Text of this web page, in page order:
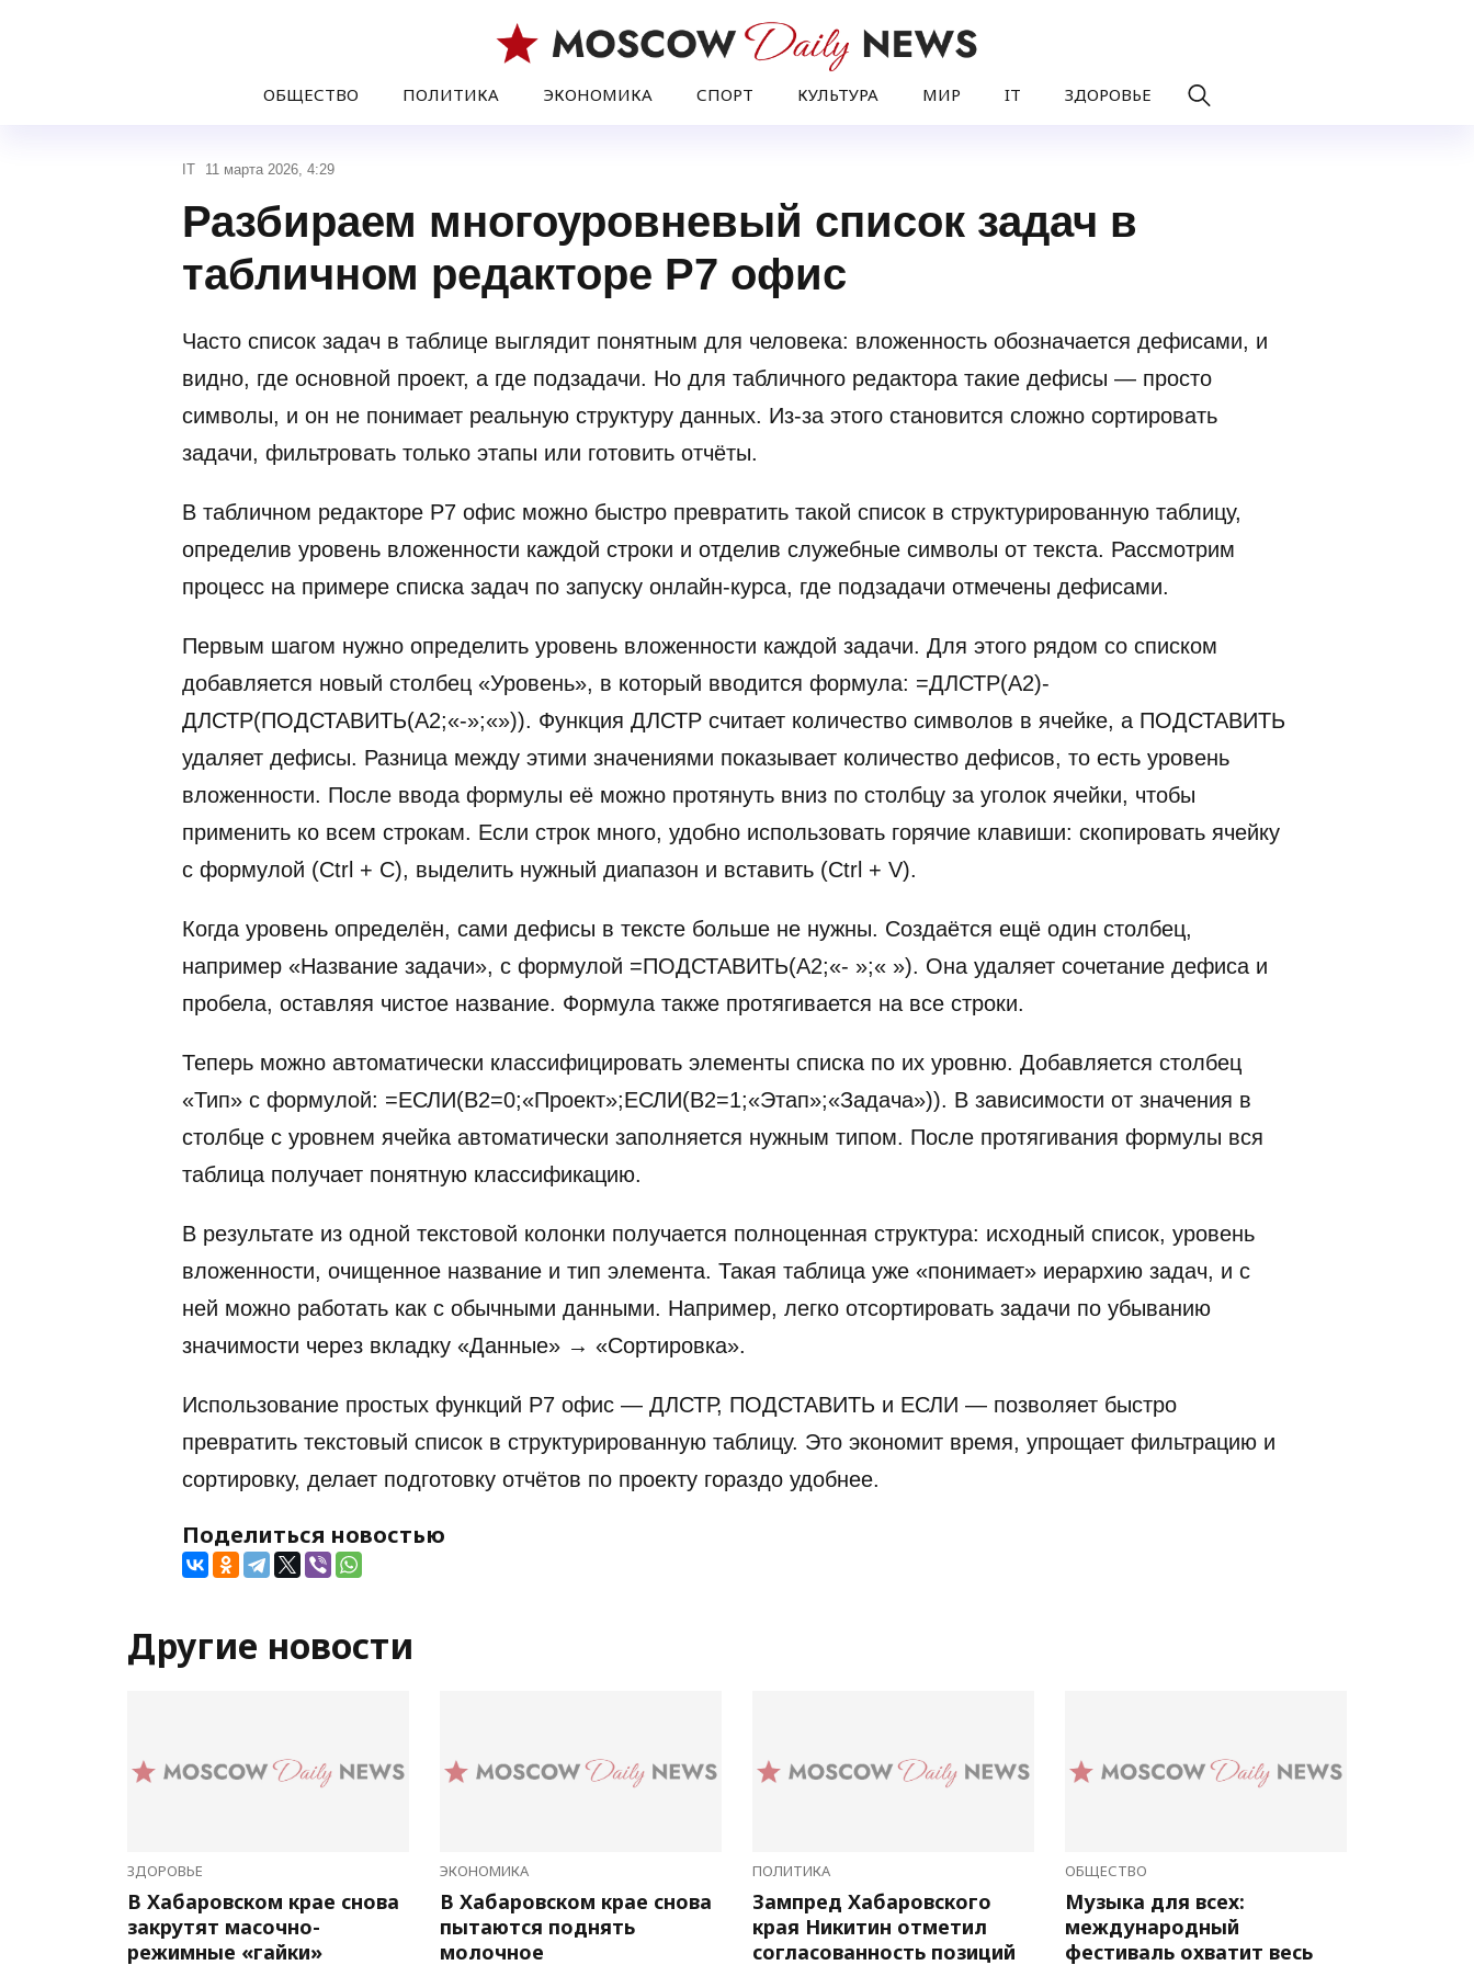
ОБЩЕСТВО ПОЛИТИКА ЭКОНОМИКА СПОРТ КУЛЬТУРА МИР IT ЗДОРОВЬЕ
IT 11 марта 2026, 4:29
Разбираем многоуровневый список задач в
табличном редакторе Р7 офис
Часто список задач в таблице выглядит понятным для человека: вложенность обозначается дефисами, и
видно, где основной проект, а где подзадачи. Но для табличного редактора такие дефисы — просто
символы, и он не понимает реальную структуру данных. Из-за этого становится сложно сортировать
задачи, фильтровать только этапы или готовить отчёты.
В табличном редакторе Р7 офис можно быстро превратить такой список в структурированную таблицу,
определив уровень вложенности каждой строки и отделив служебные символы от текста. Рассмотрим
процесс на примере списка задач по запуску онлайн-курса, где подзадачи отмечены дефисами.
Первым шагом нужно определить уровень вложенности каждой задачи. Для этого рядом со списком
добавляется новый столбец «Уровень», в который вводится формула: =ДЛСТР(A2)-
ДЛСТР(ПОДСТАВИТЬ(A2;«-»;«»)). Функция ДЛСТР считает количество символов в ячейке, а ПОДСТАВИТЬ
удаляет дефисы. Разница между этими значениями показывает количество дефисов, то есть уровень
вложенности. После ввода формулы её можно протянуть вниз по столбцу за уголок ячейки, чтобы
применить ко всем строкам. Если строк много, удобно использовать горячие клавиши: скопировать ячейку
с формулой (Ctrl + C), выделить нужный диапазон и вставить (Ctrl + V).
Когда уровень определён, сами дефисы в тексте больше не нужны. Создаётся ещё один столбец,
например «Название задачи», с формулой =ПОДСТАВИТЬ(A2;«- »;« »). Она удаляет сочетание дефиса и
пробела, оставляя чистое название. Формула также протягивается на все строки.
Теперь можно автоматически классифицировать элементы списка по их уровню. Добавляется столбец
«Тип» с формулой: =ЕСЛИ(B2=0;«Проект»;ЕСЛИ(B2=1;«Этап»;«Задача»)). В зависимости от значения в
столбце с уровнем ячейка автоматически заполняется нужным типом. После протягивания формулы вся
таблица получает понятную классификацию.
В результате из одной текстовой колонки получается полноценная структура: исходный список, уровень
вложенности, очищенное название и тип элемента. Такая таблица уже «понимает» иерархию задач, и с
ней можно работать как с обычными данными. Например, легко отсортировать задачи по убыванию
значимости через вкладку «Данные» → «Сортировка».
Использование простых функций Р7 офис — ДЛСТР, ПОДСТАВИТЬ и ЕСЛИ — позволяет быстро
превратить текстовый список в структурированную таблицу. Это экономит время, упрощает фильтрацию и
сортировку, делает подготовку отчётов по проекту гораздо удобнее.
Поделиться новостью
Другие новости
ЗДОРОВЬЕ
В Хабаровском крае снова
закрутят масочно-
режимные «гайки»
ЭКОНОМИКА
В Хабаровском крае снова
пытаются поднять
молочное
ПОЛИТИКА
Зампред Хабаровского
края Никитин отметил
согласованность позиций
ОБЩЕСТВО
Музыка для всех:
международный
фестиваль охватит весь